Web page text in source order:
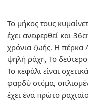
Το μήκος τους
έχει ανεφερθεί και
χρόνια ζωής. Η πέρκα
ψηλή ράχη, Το δεύτερο
Το κεφάλι είναι
φαρδύ στόμα,
έχει ένα πρώτο